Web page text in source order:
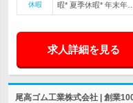
休暇
暇* 夏季休暇* 年末年…
求人詳細を見る
尾高ゴム工業株式会社 | 創業